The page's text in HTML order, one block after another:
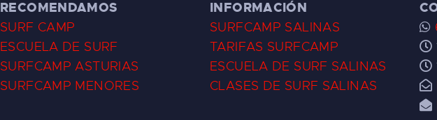
RECOMENDAMOS
SURF CAMP
ESCUELA DE SURF
SURFCAMP ASTURIAS
SURFCAMP MENORES
INFORMACIÓN
SURFCAMP SALINAS
TARIFAS SURFCAMP
ESCUELA DE SURF SALINAS
CLASES DE SURF SALINAS